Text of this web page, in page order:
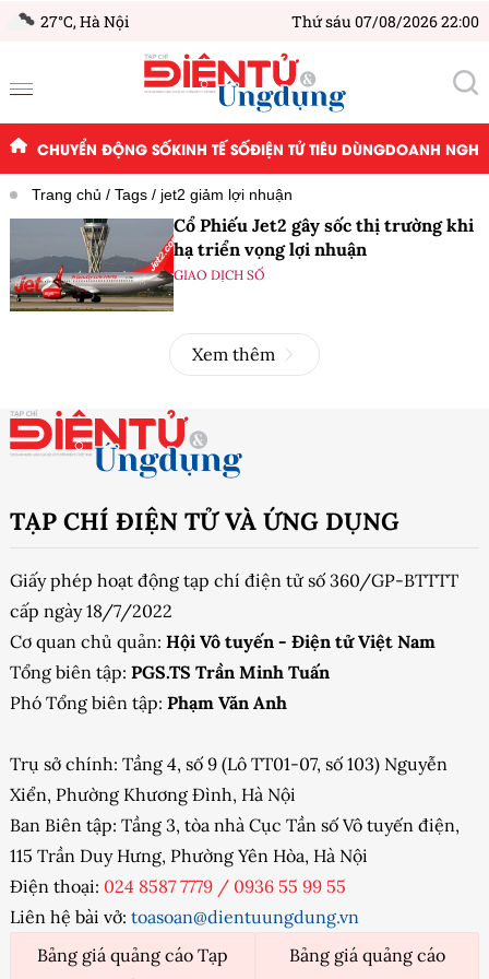
27°C,Hà Nội Thứ sáu 07/08/2026 22:00
CHUYỂN ĐỘNG SỐKINH TẾ SỐĐIỆN TỬ TIÊU DÙNGDOANH
Trang chủ Tags jet2 giảm lợi nhuận
Cổ Phiếu Jet2 gây sốc thị trường khi
hạ triển vọng lợi nhuận
GIAO DỊCH SỐ
Xem thêm
TẠP CHÍ ĐIỆN TỬ VÀ ỨNG DỤNG
Giấy phép hoạt động tạp chí điện tử số 360/GP-BTTTT
cấp ngày 18/7/2022
Cơ quan chủ quản: Hội Vô tuyến - Điện tử Việt Nam
Tổng biên tập: PGS.TS Trần Minh Tuấn
Phó Tổng biên tập: Phạm Văn Anh
Trụ sở chính: Tầng 4, số 9 (Lô TT01-07, số 103) Nguyễn
Xiển, Phường Khương Đình, Hà Nội
Ban Biên tập: Tầng 3, tòa nhà Cục Tần số Vô tuyến điện,
115 Trần Duy Hưng, Phường Yên Hòa, Hà Nội
Điện thoại: 024 8587 7779 / 0936 55 99 55
Liên hệ bài vở: toasoan@dientuungdung.vn
Bảng giá quảng cáo Tạp
Bảng giá quảng cáo